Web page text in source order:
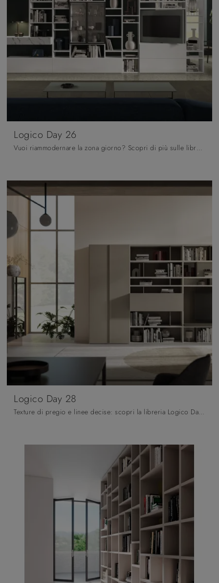
Logico Day 26
Vuoi riammodernare la zona giorno? Scopri di più sulle librerie moderne componibili e arreda i tuoi spazi con il modello Logico Day 26 .
Logico Day 28
Texture di pregio e linee decise: scopri la libreria Logico Day 28 di Orme tra le più originali Librerie moderne a muro.